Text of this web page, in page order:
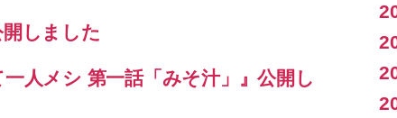
しました
人メシ 第一話「みそ汁」』公開し